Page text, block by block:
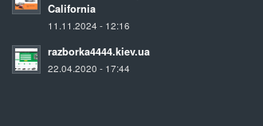
California
11.11.2024 - 12:16
razborka4444.kiev.ua
22.04.2020 - 17:44